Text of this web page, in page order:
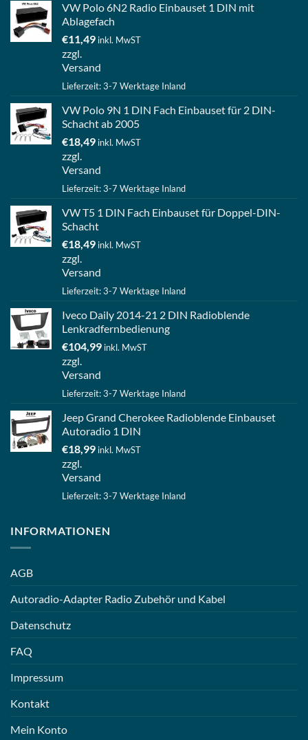
VW Polo 6N2 Radio Einbauset 1 DIN mit
Ablagefach
€11,49 inkl. MwST
zzgl.
Versand
Lieferzeit: 3-7 Werktage Inland
VW Polo 9N 1 DIN Fach Einbauset für 2 DIN-
Schacht ab 2005
€18,49 inkl. MwST
zzgl.
Versand
Lieferzeit: 3-7 Werktage Inland
VW T5 1 DIN Fach Einbauset für Doppel-DIN-
Schacht
€18,49 inkl. MwST
zzgl.
Versand
Lieferzeit: 3-7 Werktage Inland
Iveco Daily 2014-21 2 DIN Radioblende
Lenkradfernbedienung
€104,99 inkl. MwST
zzgl.
Versand
Lieferzeit: 3-7 Werktage Inland
Jeep Grand Cherokee Radioblende Einbauset
Autoradio 1 DIN
€18,99 inkl. MwST
zzgl.
Versand
Lieferzeit: 3-7 Werktage Inland
INFORMATIONEN
AGB
Autoradio-Adapter Radio Zubehör und Kabel
Datenschutz
FAQ
Impressum
Kontakt
Mein Konto